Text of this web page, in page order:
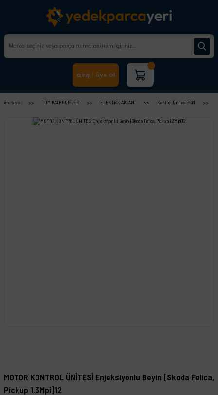
Giriş / Üye Ol
Anasayfa TÜM KATEGORİLER ELEKTRİK AKSAMI Kontrol Ünitesi ECM
MOTOR KONTROL ÜNİTESİ Enjeksiyonlu Beyin [Skoda Felica,
Pickup 1.3Mpi]12